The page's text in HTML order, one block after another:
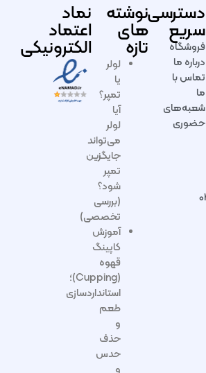
دسترسی
سریع
فروشگاه
درباره ما
تماس با
ما
شعبه‌های
حضوری
نوشته
های
تازه
لولر
یا
تمپر؟
آیا
لولر
می‌تواند
جایگزین
تمپر
شود؟
(بررسی
تخصصی)
آموزش
کاپینگ
قهوه
(Cupping)؛
استانداردسازی
طعم
و
حذف
حدس
نماد
اعتماد
الکترونیکی